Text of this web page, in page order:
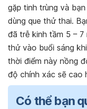
gặp tinh trùng và
dùng que thử thai.
đã trễ kinh tầm 5 –
thử vào buổi sáng
thời điểm này nồng
độ chính xác sẽ cao
Có thể bạn